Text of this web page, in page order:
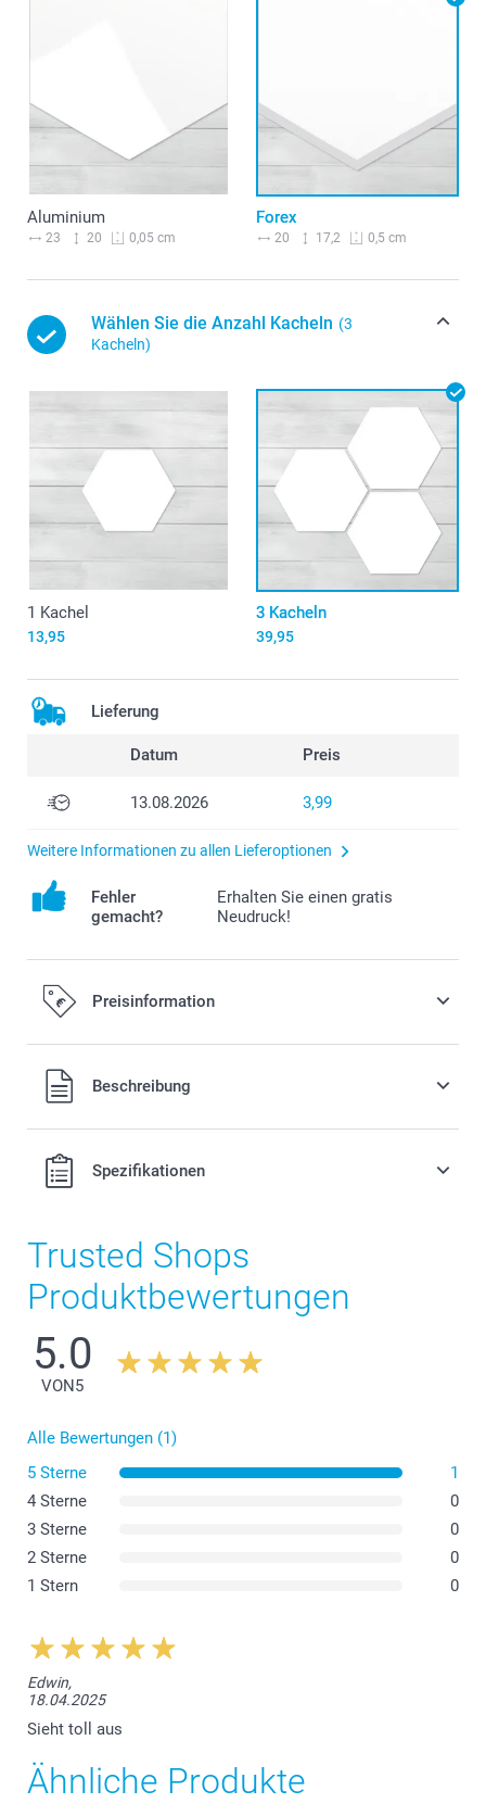
Aluminium
23 20 0,05 cm
Forex
20 17,2 0,5 cm
Wählen Sie die Anzahl Kacheln (3
Kacheln)
1 Kachel
13,95
3 Kacheln
39,95
Lieferung
Datum Preis
13.08.2026 3,99
Weitere Informationen zu allen Lieferoptionen
Fehler
gemacht?
Erhalten Sie einen gratis
Neudruck!
Preisinformation
Alle Preise verstehen sich in EURO (€) inkl. MwSt. und zzgl.
Versandkosten.Beschreibung
Spezifikationen
Hochwertiger Druck auf Aluminiumplatte oder auf 5
Für glatte und nicht strukturierte Wände
Personalisierbar mit Fotos, Text und verschiedenen
Hintergründen
Das Material Forex ist nicht hitzebeständig, setzen Sie
Trusted Shops
Produktbewertungen
5.0
VON5
Alle Bewertungen (1)
5 Sterne
1
4 Sterne
0
3 Sterne
0
2 Sterne
0
1 Stern
0
Edwin,
18.04.2025
Sieht toll aus
Ähnliche Produkte